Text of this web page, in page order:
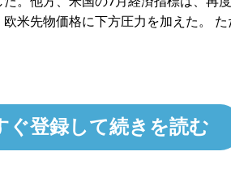
米先物価格に下方圧力を加えた。
ぐ登録して続きを読む